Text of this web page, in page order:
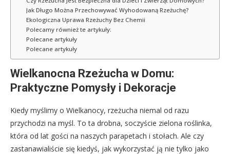
Jak Długo Można Przechowywać Wyhodowaną Rzeżuchę?
Ekologiczna Uprawa Rzeżuchy Bez Chemii
Polecamy również te artykuły:
Polecane artykuły
Polecane artykuły
Wielkanocna Rzeżucha w Domu:
Praktyczne Pomysły i Dekoracje
Kiedy myślimy o Wielkanocy, rzeżucha niemal od razu
przychodzi na myśl. To ta drobna, soczyście zielona roślinka,
która od lat gości na naszych parapetach i stołach. Ale czy
zastanawialiście się kiedyś, jak wykorzystać ją nie tylko jako